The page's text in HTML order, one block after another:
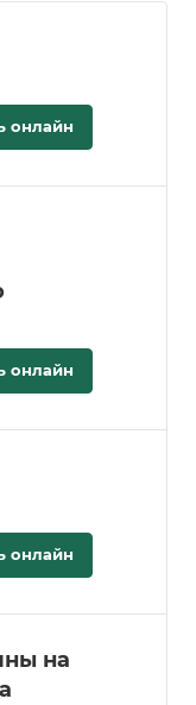
онлайн
онлайн
онлайн
на